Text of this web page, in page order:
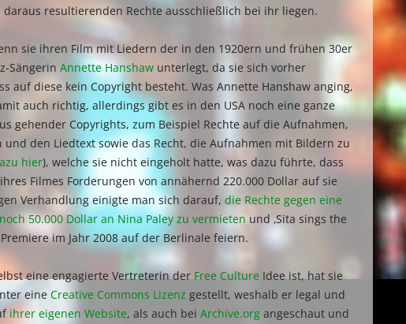
daraus resultierenden Rechte ausschließlich bei ihr liegen.
sie ihren Film mit Liedern der in den 1920ern und frühen 30er
Sängerin Annette Hanshaw unterlegt, da sie sich vorher
auf diese kein Copyright besteht. Was Annette Hanshaw anging,
auch richtig, allerdings gibt es in den USA noch eine ganze
gehender Copyrights, zum Beispiel Rechte auf die Aufnahmen,
den Liedtext sowie das Recht, die Aufnahmen mit Bildern zu
hier), welche sie nicht eingeholt hatte, was dazu führte, dass
Filmes Forderungen von annähernd 220.000 Dollar auf sie
Verhandlung einigte man sich darauf, die Rechte gegen eine
50.000 Dollar an Nina Paley zu vermieten und ‚Sita sings the
Premiere im Jahr 2008 auf der Berlinale feiern.
eine engagierte Vertreterin derFree Culture Idee ist, hat sie
eine Creative Commons Lizenz gestellt, weshalb er legal und
ihrer eigenen Website, als auch bei Archive.org angeschaut und